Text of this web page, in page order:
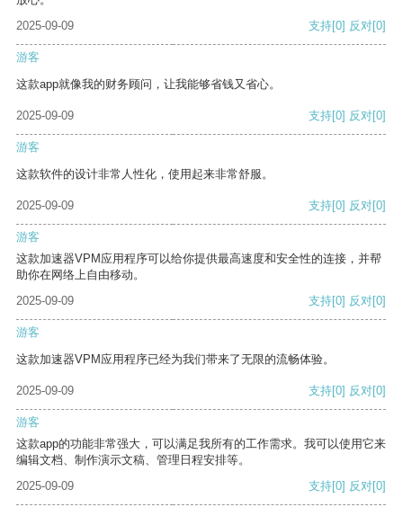
2025-09-09
支持[0] 反对[0]
游客
这款app就像我的财务顾问，让我能够省钱又省心。
2025-09-09 支持[0] 反对[0]
游客
这款软件的设计非常人性化，使用起来非常舒服。
2025-09-09 支持[0] 反对[0]
游客
这款加速器VPM应用程序可以给你提供最高速度和安全性的连接，并帮
助你在网络上自由移动。
2025-09-09
支持[0] 反对[0]
游客
这款加速器VPM应用程序已经为我们带来了无限的流畅体验。
2025-09-09 支持[0] 反对[0]
游客
这款app的功能非常强大，可以满足我所有的工作需求。我可以使用它来
编辑文档、制作演示文稿、管理日程安排等。
2025-09-09
支持[0] 反对[0]